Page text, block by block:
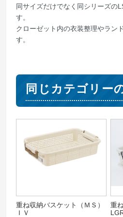
同サイズだけでなく同シリーズの
す。
クローゼット内の衣装整理やラン
す。
同じカテゴリー
重ね収納バスケット（ＭＳ）
ＩＶ
重